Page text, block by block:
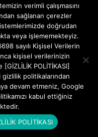
verimli çalışmasını
sağlanan çerezler
doğrudan
veya işlememekteyiz.
sayılı Kişisel Verilerin
kişisel verilerinizin
POLİTİKASI]
politikalarından
devam etmeniz, Google
kabul ettiğiniz
POLİTİKASI